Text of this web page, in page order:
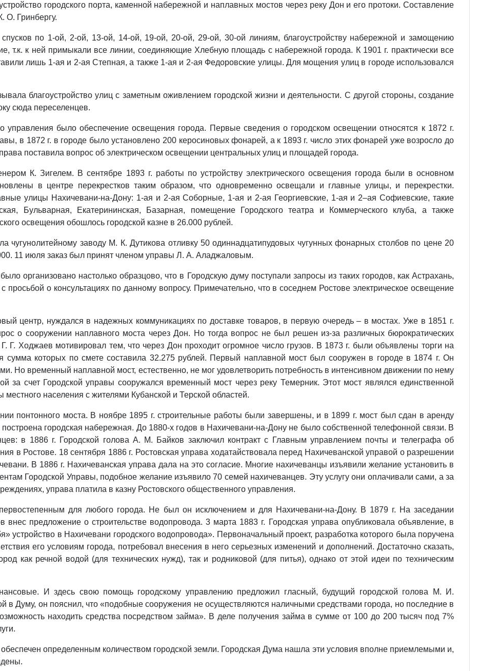
городского порта, каменной набережной и наплавных мостов через реку Дон и его протоки. Составление
О. Гринбергу.
по 1-ой, 2-ой, 13-ой, 14-ой, 19-ой, 20-ой, 29-ой, 30-ой линиям, благоустройству набережной и замощению
т.к. к ней примыкали все линии, соединяющие Хлебную площадь с набережной города. К 1901 г. практически все
лишь 1-ая и 2-ая Степная, а также 1-ая и 2-ая Федоровские улицы. Для мощения улиц в городе использовался
благоустройство улиц с заметным оживлением городской жизни и деятельности. С другой стороны, создание
сюда переселенцев.
управления было обеспечение освещения города. Первые сведения о городском освещении относятся к 1872 г.
в 1872 г. в городе было установлено 200 керосиновых фонарей, а к 1893 г. число этих фонарей уже возросло до
поставила вопрос об электрическом освещении центральных улиц и площадей города.
К. Зигелем. В сентябре 1893 г. работы по устройству электрического освещения города были в основном
в центре перекрестков таким образом, что одновременно освещали и главные улицы, и перекрестки.
улицы Нахичевани-на-Дону: 1-ая и 2-ая Соборные, 1-ая и 2-ая Георгиевские, 1-ая и 2–ая Софиевские, такие
Бульварная, Екатерининская, Базарная, помещение Городского театра и Коммерческого клуба, а также
освещения обошлось городской казне в 26.000 рублей.
чугунолитейному заводу М. К. Дутикова отливку 50 одиннадцатипудовых чугунных фонарных столбов по цене 20
11 июля заказ был принят членом управы Л. А. Аладжаловым.
организовано настолько образцово, что в Городскую думу поступали запросы из таких городов, как Астрахань,
просьбой о консультациях по данному вопросу. Примечательно, что в соседнем Ростове электрическое освещение
центр, нуждался в надежных коммуникациях по доставке товаров, в первую очередь – в мостах. Уже в 1851 г.
о сооружении наплавного моста через Дон. Но тогда вопрос не был решен из-за различных бюрократических
Г. Ходжаев мотивировал тем, что через Дон проходит огромное число грузов. В 1873 г. были объявлены торги на
сумма которых по смете составила 32.275 рублей. Первый наплавной мост был сооружен в городе в 1874 г. Он
Но временный наплавной мост, естественно, не мог удовлетворить потребность в интенсивном движении по нему
за счет Городской управы сооружался временный мост через реку Темерник. Этот мост являлся единственной
населения с жителями Кубанской и Терской областей.
понтонного моста. В ноябре 1895 г. строительные работы были завершены, и в 1899 г. мост был сдан в аренду
городская набережная. До 1880-х годов в Нахичевани-на-Дону не было собственной телефонной связи. В
в 1886 г. Городской голова А. М. Байков заключил контракт с Главным управлением почты и телеграфа об
в Ростове. 18 сентября 1886 г. Ростовская управа ходатайствовала перед Нахичеванской управой о разрешении
В 1886 г. Нахичеванская управа дала на это согласие. Многие нахичеванцы изъявили желание установить в
Городской Управы, подобное желание изъявило 70 семей нахичеванцев. Эту услугу они оплачивали сами, а за
управа платила в казну Ростовского общественного управления.
для любого города. Не был он исключением и для Нахичевани-на-Дону. В 1879 г. На заседании
предложение о строительстве водопровода. 3 марта 1883 г. Городская управа опубликовала объявление, в
устройство в Нахичевани городского водопровода». Первоначальный проект, разработка которого была поручена
его условиям города, потребовал внесения в него серьезных изменений и дополнений. Достаточно сказать,
как речной водой (для технических нужд), так и родниковой (для питья), однако от этой идеи по техническим
И здесь свою помощь городскому управлению предложил гласный, будущий городской голова М. И.
в Думу, он пояснил, что «подобные сооружения не осуществляются наличными средствами города, но последние в
находить средства посредством займа». В деле получения займа в сумме от 100 до 200 тысяч под 7%
определенным количеством городской земли. Городская Дума нашла эти условия вполне приемлемыми и,